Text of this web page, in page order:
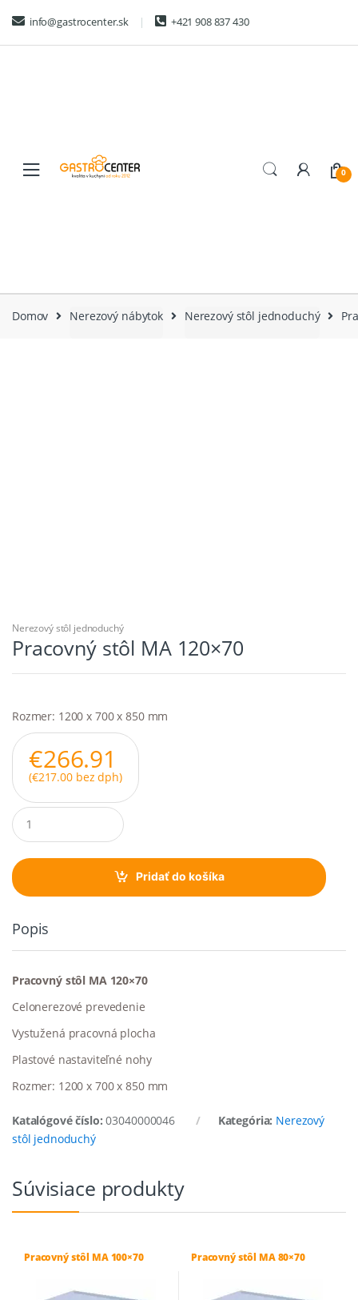
navigation
content
info@gastrocenter.sk +421 908 837 430
0
Domov Nerezový nábytok Nerezový stôl jednoduchý
Nerezový stôl jednoduchý
Pracovný stôl MA 120×70
Rozmer: 1200 x 700 x 850 mm
€266.91
(€217.00bez dph)
Q
u
a
t
i
Pridať do košíka
Popis
Pracovný stôl MA 120×70
Celonerezové prevedenie
Vystužená pracovná plocha
Plastové nastaviteľné nohy
Rozmer: 1200 x 700 x 850 mm
Katalógové číslo:03040000046 Kategória: Nerezový
stôl jednoduchý
Súvisiace produkty
Pracovný stôl MA 100×70 Pracovný stôl MA 80×70